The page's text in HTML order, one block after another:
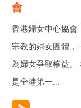
會
香港婦女中心協會
宗教的婦女團體，
為婦女爭取權益。
是全港第一...